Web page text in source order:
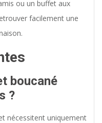
ou un buffet aux
facilement une
boucané
?
nécessitent uniquement